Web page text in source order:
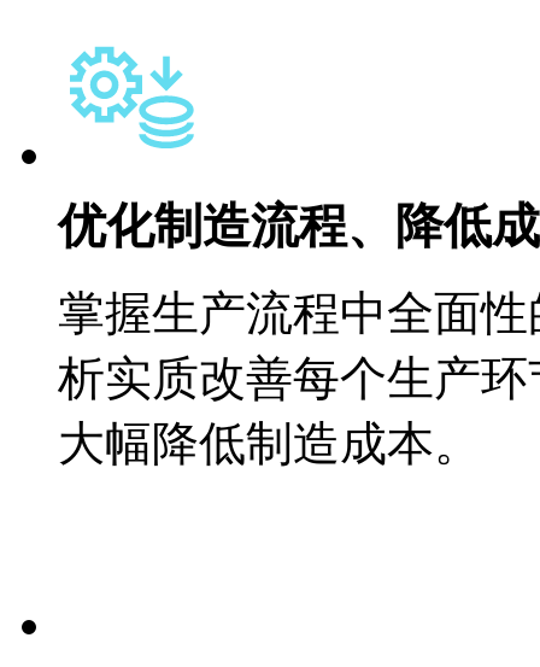
优化制造流程、降低
掌握生产流程中全面
析实质改善每个生产
大幅降低制造成本。